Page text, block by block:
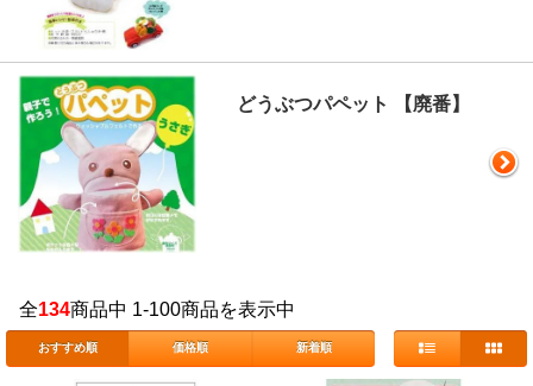
どうぶつパペット 【廃番】
全134商品中 1-100商品を表示中
おすすめ順 価格順 新着順